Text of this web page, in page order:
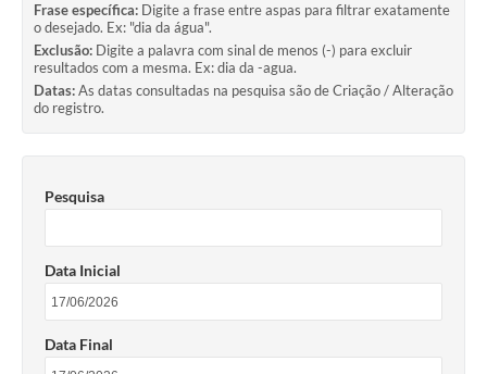
Frase específica: Digite a frase entre aspas para filtrar exatamente
o desejado. Ex: "dia da água".
Exclusão: Digite a palavra com sinal de menos (-) para excluir
resultados com a mesma. Ex: dia da -agua.
Datas:As datas consultadas na pesquisa são de Criação / Alteração
do registro.
Pesquisa
Data Inicial
Data Final